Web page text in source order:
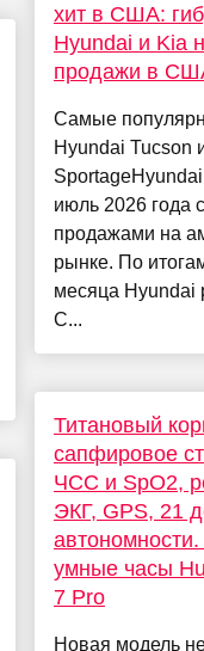
хит в США:
Hyundai и Kia
продажи в
Самые
Hyundai Tucson
июль 2026 года
продажами на
рынке. По
месяца Hyundai
С...
Титановый
сапфировое
ЧСС и SpO2,
ЭКГ, GPS, 21
умные часы
7 Pro
Новая модель